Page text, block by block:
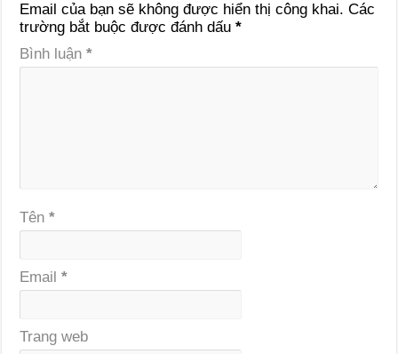
Email của bạn sẽ không được hiển thị công khai. Các
trường bắt buộc được đánh dấu*
Bình luận*
Tên*
Email*
Trang web